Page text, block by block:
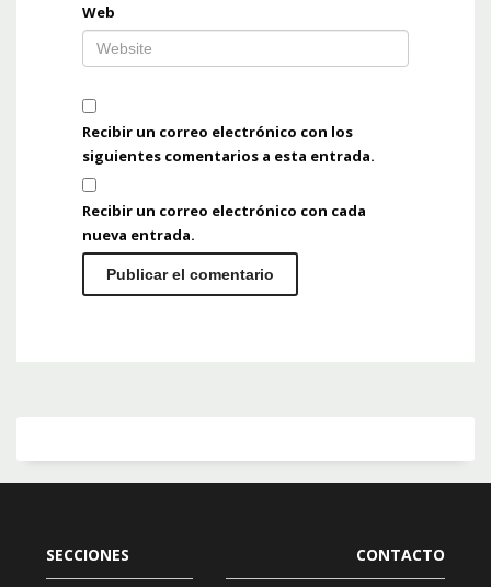
Web
Recibir un correo electrónico con los
siguientes comentarios a esta entrada.
Recibir un correo electrónico con cada
nueva entrada.
SECCIONES CONTACTO